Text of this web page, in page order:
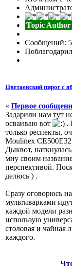
Topic Author
Сообщений:
Цветаевский пирог с
« Первое
Задарили нам тут
осваиваю вот
.
только респекты,
Moulinex
Дыквот,
мну своим
перспективой.
делюсь ) .
Сразу оговорюсь
мультиварками
каждой модели
использую
столовая и чайная
каждого.